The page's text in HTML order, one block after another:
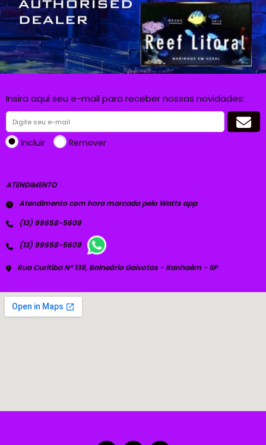
Insira aqui seu e-mail para receber nossas novidades:
Incluir Remover
ATENDIMENTO
Atendimento com hora marcada pelo Watts app
(13) 99658-5609
(13) 99658-5609
Rua Curitiba Nº 139, Balneário Gaivotas - Itanhaém - SP